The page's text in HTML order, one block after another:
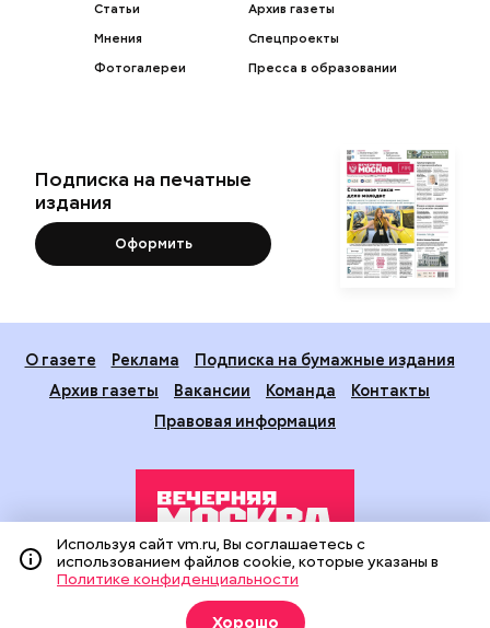
Статьи
Мнения
Фотогалереи
Архив газеты
Спецпроекты
Пресса в образовании
Подписка на печатные
издания
Оформить
О газете Реклама
Подписка на бумажные издания
Архив газеты
Вакансии Команда
Контакты
Правовая информация
Издание создано при финансовой поддержке Департамента
средств массовой информации и рекламы города Москвы.
На сайте применяются рекомендательные технологии
Используя сайт vm.ru, Вы соглашаетесь с
использованием файлов cookie, которые указаны в
Политике конфиденциальности
Хорошо